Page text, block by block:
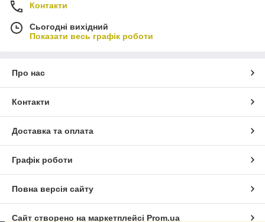
Контакти
Сьогодні вихідний
Показати весь графік роботи
Про нас
Контакти
Доставка та оплата
Графік роботи
Повна версія сайту
Сайт створено на маркетплейсі Prom.ua